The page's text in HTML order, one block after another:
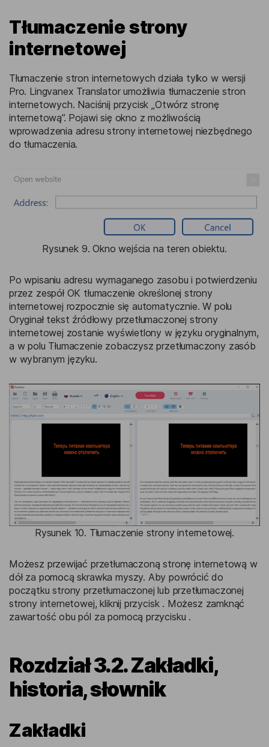
Tłumaczenie strony
internetowej
Tłumaczenie stron internetowych działa tylko w wersji
Pro. Lingvanex Translator umożliwia tłumaczenie stron
internetowych. Naciśnij przycisk „Otwórz stronę
internetową”. Pojawi się okno z możliwością
wprowadzenia adresu strony internetowej niezbędnego
do tłumaczenia.
Rysunek 9. Okno wejścia na teren obiektu.
Po wpisaniu adresu wymaganego zasobu i potwierdzeniu
przez zespół OK tłumaczenie określonej strony
internetowej rozpocznie się automatycznie. W polu
Oryginał tekst źródłowy przetłumaczonej strony
internetowej zostanie wyświetlony w języku oryginalnym,
a w polu Tłumaczenie zobaczysz przetłumaczony zasób
w wybranym języku.
Rysunek 10. Tłumaczenie strony internetowej.
Możesz przewijać przetłumaczoną stronę internetową w
dół za pomocą skrawka myszy. Aby powrócić do
początku strony przetłumaczonej lub przetłumaczonej
strony internetowej, kliknij przycisk . Możesz zamknąć
zawartość obu pól za pomocą przycisku .
Rozdział 3.2. Zakładki,
historia, słownik
Zakładki